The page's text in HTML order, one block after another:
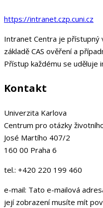
https://intranet.czp.cuni.cz
Intranet Centra je přístupný
základě CAS ověření a
Přístup každému se uděluje
Kontakt
Univerzita Karlova
Centrum pro otázky
José Martího 407/2
160 00 Praha 6
tel.: +420 220 199 460
e-mail: Tato e-mailová
její zobrazení musíte mít